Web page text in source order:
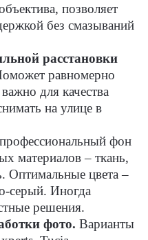
позволяет
без смазываний
расстановки
равномерно
для качества
на улице в
фон
материалов – ткань,
Оптимальные цвета –
серый. Иногда
решения.
фото. Варианты